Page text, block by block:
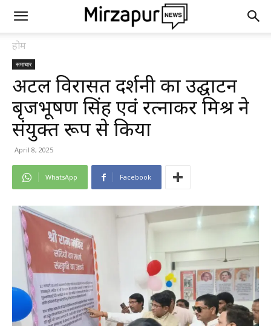
होम
समाचार
अटल विरासत प्रदर्शनी का उद्घाटन
बृजभूषण सिंह एवं रत्नाकर मिश्र ने
संयुक्त रूप से किया
April 8, 2025
WhatsApp Facebook